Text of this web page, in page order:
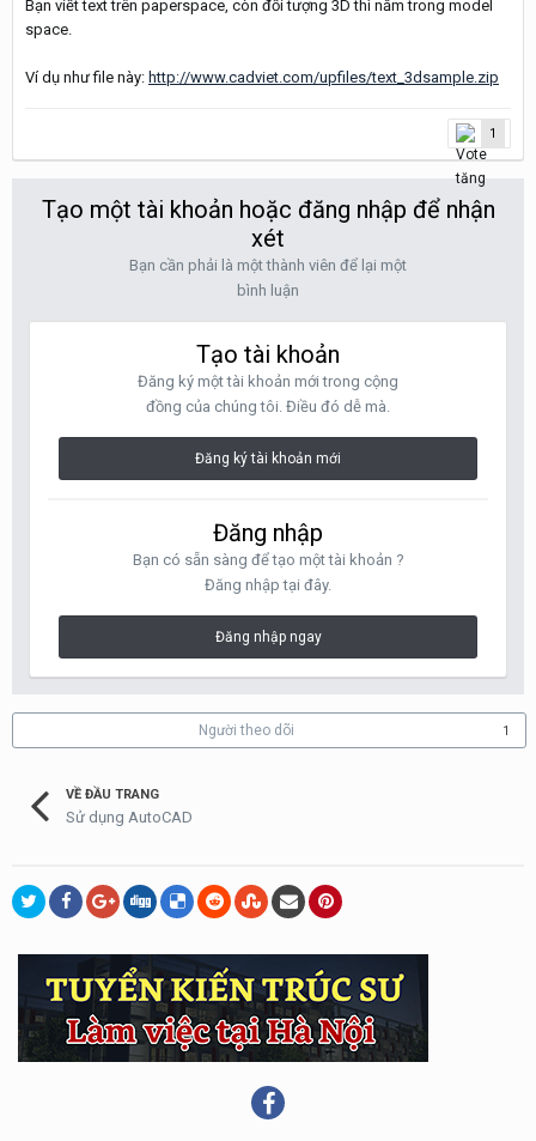
Bạn viết text trên paperspace, còn đối tượng 3D thì nằm trong model
space.
Ví dụ như file này: http://www.cadviet.com/upfiles/text_3dsample.zip
1
Tạo một tài khoản hoặc đăng nhập để nhận
xét
Bạn cần phải là một thành viên để lại một
bình luận
Tạo tài khoản
Đăng ký một tài khoản mới trong cộng
đồng của chúng tôi. Điều đó dễ mà.
Đăng ký tài khoản mới
Đăng nhập
Bạn có sẵn sàng để tạo một tài khoản ?
Đăng nhập tại đây.
Đăng nhập ngay
Người theo dõi 1
VỀ ĐẦU TRANG
Sử dụng AutoCAD